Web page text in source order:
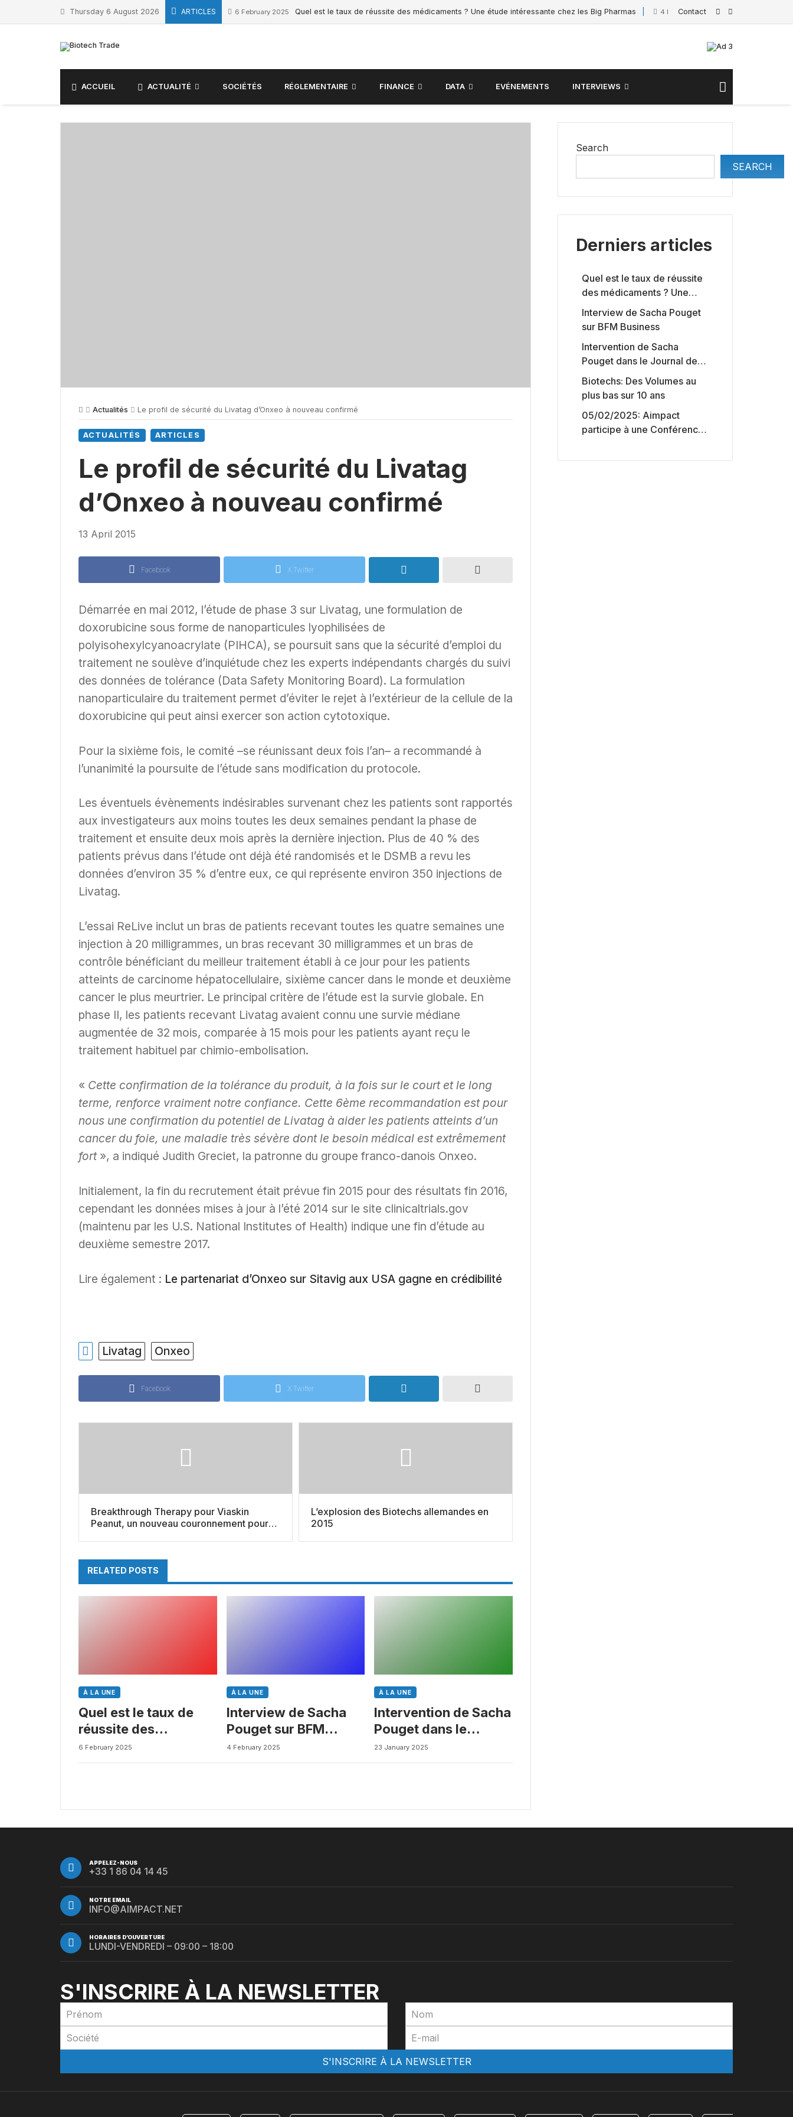
Thursday 6 August 2026 ARTICLES 6 February 2025 Quel est le taux de réussite des médicaments ? Une étude intéressante chez les Big Pharmas 4 February 2025 Interview de
Contact
ACCUEIL ACTUALITÉ SOCIÉTÉS RÉGLEMENTAIRE FINANCE DATA EVÉNEMENTS INTERVIEWS
Actualités Le profil de sécurité du Livatag d’Onxeo à nouveau confirmé
ACTUALITÉS ARTICLES
Le profil de sécurité du Livatag
d’Onxeo à nouveau confirmé
13 April 2015
Facebook X Twitter
Démarrée en mai 2012, l’étude de phase 3 sur Livatag, une formulation de
doxorubicine sous forme de nanoparticules lyophilisées de
polyisohexylcyanoacrylate (PIHCA), se poursuit sans que la sécurité d’emploi du
traitement ne soulève d’inquiétude chez les experts indépendants chargés du suivi
des données de tolérance (Data Safety Monitoring Board). La formulation
nanoparticulaire du traitement permet d’éviter le rejet à l’extérieur de la cellule de la
doxorubicine qui peut ainsi exercer son action cytotoxique.
Pour la sixième fois, le comité –se réunissant deux fois l’an– a recommandé à
l’unanimité la poursuite de l’étude sans modification du protocole.
Les éventuels évènements indésirables survenant chez les patients sont rapportés
aux investigateurs aux moins toutes les deux semaines pendant la phase de
traitement et ensuite deux mois après la dernière injection. Plus de 40 % des
patients prévus dans l’étude ont déjà été randomisés et le DSMB a revu les
données d’environ 35 % d’entre eux, ce qui représente environ 350 injections de
Livatag.
L’essai ReLive inclut un bras de patients recevant toutes les quatre semaines une
injection à 20 milligrammes, un bras recevant 30 milligrammes et un bras de
contrôle bénéficiant du meilleur traitement établi à ce jour pour les patients
atteints de carcinome hépatocellulaire, sixième cancer dans le monde et deuxième
cancer le plus meurtrier. Le principal critère de l’étude est la survie globale. En
phase II, les patients recevant Livatag avaient connu une survie médiane
augmentée de 32 mois, comparée à 15 mois pour les patients ayant reçu le
traitement habituel par chimio-embolisation.
« Cette confirmation de la tolérance du produit, à la fois sur le court et le long
terme, renforce vraiment notre confiance. Cette 6ème recommandation est pour
nous une confirmation du potentiel de Livatag à aider les patients atteints d’un
cancer du foie, une maladie très sévère dont le besoin médical est extrêmement
fort», a indiqué Judith Greciet, la patronne du groupe franco-danois Onxeo.
Initialement, la fin du recrutement était prévue fin 2015 pour des résultats fin 2016,
cependant les données mises à jour à l’été 2014 sur le site clinicaltrials.gov
(maintenu par les U.S. National Institutes of Health) indique une fin d’étude au
deuxième semestre 2017.
Lire également : Le partenariat d’Onxeo sur Sitavig aux USA gagne en crédibilité
Livatag Onxeo
Facebook X Twitter
Breakthrough Therapy pour Viaskin
Peanut, un nouveau couronnement pour
L’explosion des Biotechs allemandes en
2015
RELATED POSTS
À LA UNE
Quel est le taux de
réussite des
médicaments ? Une
étude intéressante
6 February 2025
À LA UNE
Interview de Sacha
Pouget sur BFM
Business
4 February 2025
À LA UNE
Intervention de Sacha
Pouget dans le
Journal des Biotechs
de Boursorama
23 January 2025
Search
SEARCH
Derniers articles
Quel est le taux de réussite
des médicaments ? Une
étude intéressante chez les
Big Pharmas
Interview de Sacha Pouget
sur BFM Business
Intervention de Sacha
Pouget dans le Journal des
Biotechs de Boursorama
Biotechs: Des Volumes au
plus bas sur 10 ans
05/02/2025: Aimpact
participe à une Conférence
capitaux américains,
APPELEZ-NOUS
+33 1 86 04 14 45
NOTRE EMAIL
INFO@AIMPACT.NET
HORAIRES D’OUVERTURE
LUNDI-VENDREDI – 09:00 – 18:00
S'INSCRIRE À LA NEWSLETTER